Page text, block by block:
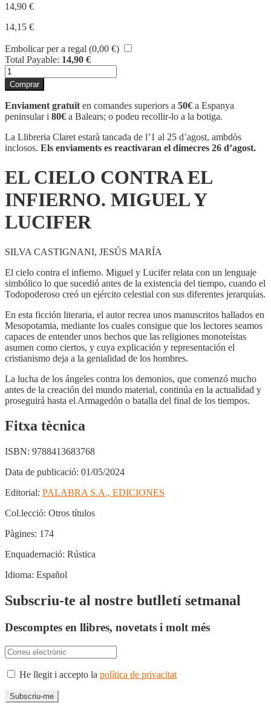
14,90 €
14,15 €
Embolicar per a regal (0,00 €)
Total Payable: 14,90 €
quantitat
de
EL
CIELO
CONTRA
EL
INFIERNO.
MIGUEL
Comprar
Enviament gratuït en comandes superiors a 50€ a Espanya
peninsular i 80€ a Balears; o podeu recollir-lo a la botiga.
La Llibreria Claret estarà tancada de l’1 al 25 d’agost, ambdòs
inclosos. Els enviaments es reactivaran el dimecres 26 d’agost.
EL CIELO CONTRA EL
INFIERNO. MIGUEL Y
LUCIFER
SILVA CASTIGNANI, JESÚS MARÍA
El cielo contra el infierno. Miguel y Lucifer relata con un lenguaje
simbólico lo que sucedió antes de la existencia del tiempo, cuando el
Todopoderoso creó un ejército celestial con sus diferentes jerarquías.
En esta ficción literaria, el autor recrea unos manuscritos hallados en
Mesopotamia, mediante los cuales consigue que los lectores seamos
capaces de entender unos hechos que las religiones monoteístas
asumen como ciertos, y cuya explicación y representación el
cristianismo deja a la genialidad de los hombres.
La lucha de los ángeles contra los demonios, que comenzó mucho
antes de la creación del mundo material, continúa en la actualidad y
proseguirá hasta el Armagedón o batalla del final de los tiempos.
Fitxa tècnica
ISBN: 9788413683768
Data de publicació: 01/05/2024
Editorial: PALABRA S.A., EDICIONES
Col.lecció: Otros títulos
Pàgines: 174
Enquadernació: Rústica
Idioma: Español
Subscriu-te al nostre butlletí setmanal
Descomptes en llibres, novetats i molt més
He llegit i accepto la política de privacitat